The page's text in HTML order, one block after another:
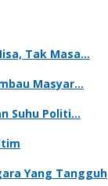
Tak Masa…
Masyar…
Suhu Politi…
Yang Tangguh